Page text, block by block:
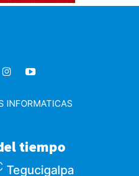
INFORMATICAS
tiempo
Tegucigalpa